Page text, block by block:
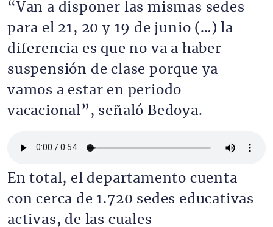
“Van a disponer las mismas sedes
para el 21, 20 y 19 de junio (…) la
diferencia es que no va a haber
suspensión de clase porque ya
vamos a estar en periodo
vacacional”, señaló Bedoya.
En total, el departamento cuenta
con cerca de 1.720 sedes educativas
activas, de las cuales